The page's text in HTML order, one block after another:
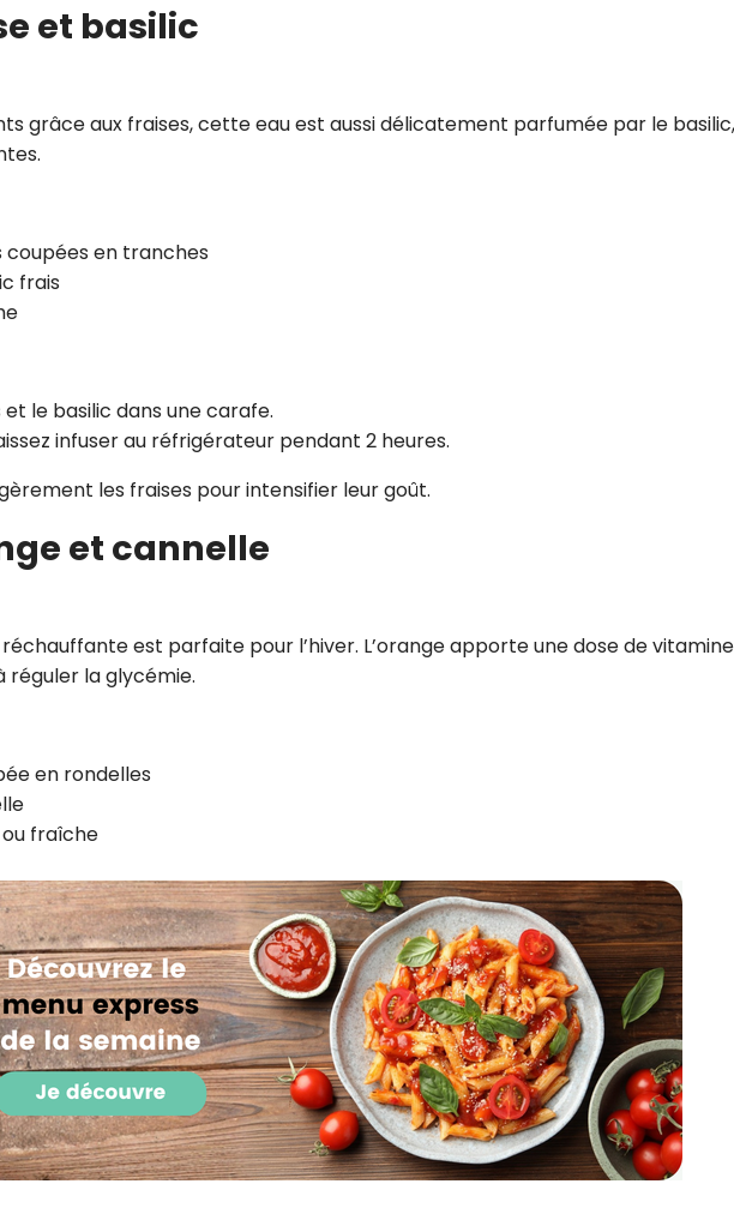
et basilic
grâce aux fraises, cette eau est aussi délicatement parfumée par le
en tranches
frais
et le basilic dans une carafe.
infuser au réfrigérateur pendant 2 heures.
les fraises pour intensifier leur goût.
et cannelle
est parfaite pour l’hiver. L’orange apporte une dose de
réguler la glycémie.
en rondelles
ou fraîche